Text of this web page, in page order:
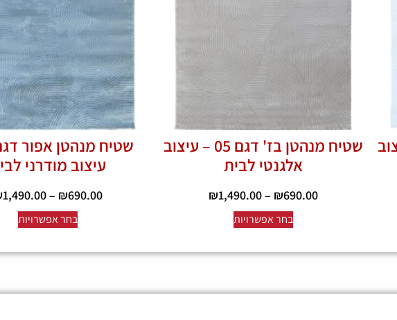
– עיצוב
שטיח מנהטן בז' דגם 05 – עיצוב
אלגנטי לבית
₪690.00
–
₪1,490.00
בחר אפשרויות
עיצוב מודרני
₪690.00
–
1,490.00
בחר אפשרויות